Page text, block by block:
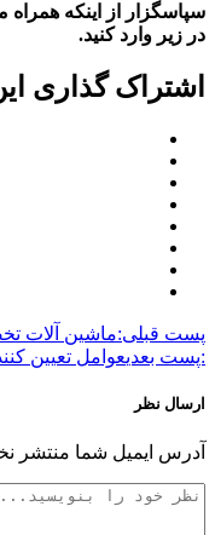
سپاسگزار از اینکه همراه
در زیر وارد کنید.
اشتراک گذاری
پست قبلی:ماشین آلات
:پست بعدیعوامل تعیین
ارسال نظر
آدرس ایمیل شما منتشر